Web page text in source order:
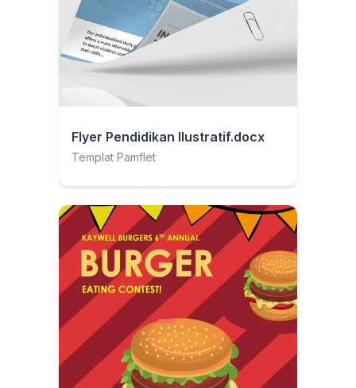
Flyer Pendidikan Ilustratif.docx
Templat Pamflet